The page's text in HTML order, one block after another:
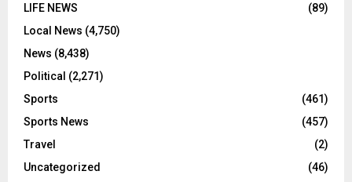
LIFE NEWS
(89)
Local News (4,750)
News (8,438)
Political (2,271)
Sports
(461)
Sports News
(457)
Travel
(2)
Uncategorized
(46)